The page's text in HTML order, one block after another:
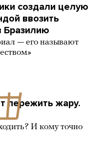
создали целую
ввозить
Бразилию
— его называют
пережить жару.
И кому точно